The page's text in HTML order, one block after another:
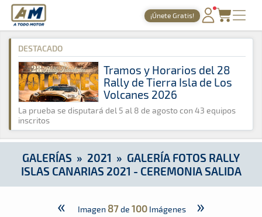
A Todo Motor · Revista del motor desde 1999
¡Únete Gratis!
PORTADA
TIEMPOS ONLINE
NOTICIAS
AGENDA
GALERÍAS
TIENDA
ARCHIVO
A Todo Motor » Galerías » 2021 » Galería Fotos Rally Islas
DESTACADO
Tramos y Horarios del 28
Rally de Tierra Isla de Los
Volcanes 2026
La prueba se disputará del 5 al 8 de agosto con 43 equipos
inscritos
GALERÍAS » 2021 » GALERÍA FOTOS RALLY
ISLAS CANARIAS 2021 - CEREMONIA SALIDA
« Imagen 87de 100 Imágenes »